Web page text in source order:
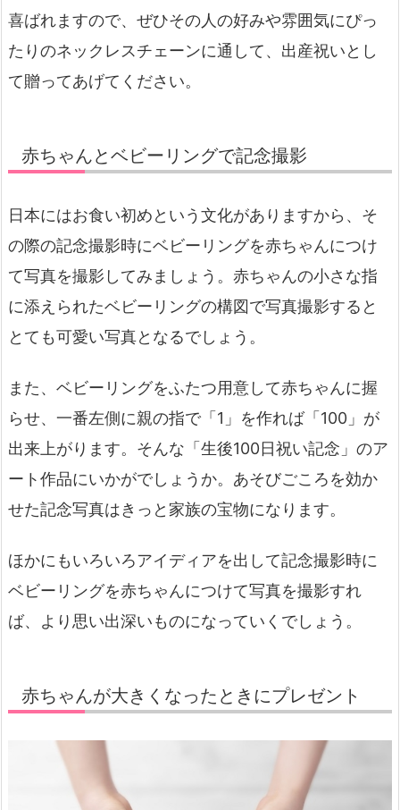
喜ばれますので、ぜひその人の好みや雰囲気にぴっ
たりのネックレスチェーンに通して、出産祝いとし
て贈ってあげてください。
赤ちゃんとベビーリングで記念撮影
日本にはお食い初めという文化がありますから、そ
の際の記念撮影時にベビーリングを赤ちゃんにつけ
て写真を撮影してみましょう。赤ちゃんの小さな指
に添えられたベビーリングの構図で写真撮影すると
とても可愛い写真となるでしょう。
また、ベビーリングをふたつ用意して赤ちゃんに握
らせ、一番左側に親の指で「1」を作れば「100」が
出来上がります。そんな「生後100日祝い記念」のア
ート作品にいかがでしょうか。あそびごころを効か
せた記念写真はきっと家族の宝物になります。
ほかにもいろいろアイディアを出して記念撮影時に
ベビーリングを赤ちゃんにつけて写真を撮影すれ
ば、より思い出深いものになっていくでしょう。
赤ちゃんが大きくなったときにプレゼント